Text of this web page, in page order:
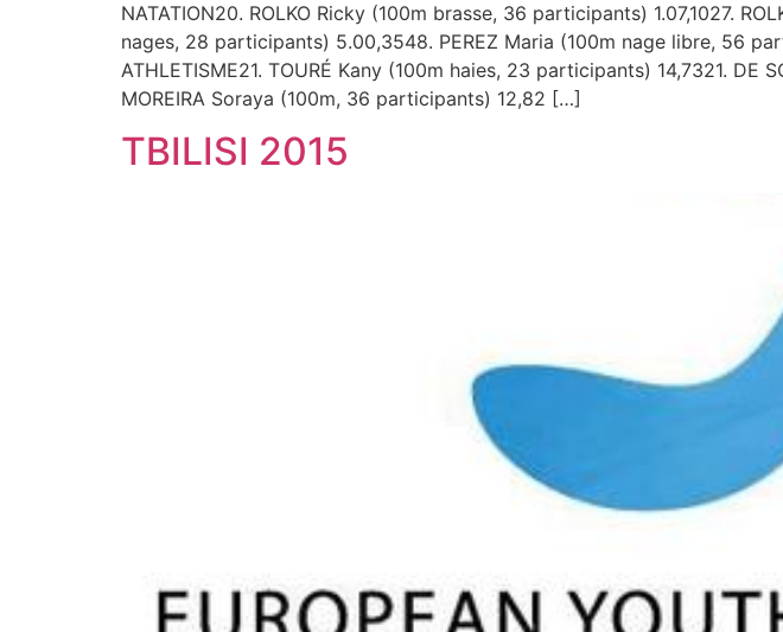
NATATION20. ROLKO Ricky (100m brasse, 36 participants) 1.07,1027.
nages, 28 participants) 5.00,3548. PEREZ Maria (100m nage libre, 56
ATHLETISME21. TOURÉ Kany (100m haies, 23 participants) 14,7321.
MOREIRA Soraya (100m, 36 participants) 12,82 […]
TBILISI 2015